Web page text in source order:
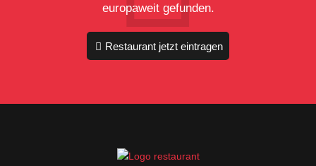
europaweit gefunden.
Restaurant jetzt eintragen